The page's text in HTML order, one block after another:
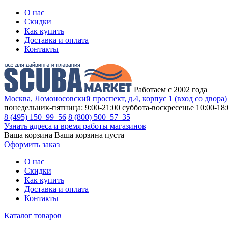
О нас
Скидки
Как купить
Доставка и оплата
Контакты
Работаем с 2002 года
Москва, Ломоносовский проспект, д.4, корпус 1 (вход со двора)
понедельник-пятница: 9:00-21:00 суббота-воскресенье 10:00-
8 (495) 150–99–56 8 (800) 500–57–35
Узнать адреса и время работы магазинов
Ваша корзина Ваша корзина пуста
Оформить заказ
О нас
Скидки
Как купить
Доставка и оплата
Контакты
Каталог товаров